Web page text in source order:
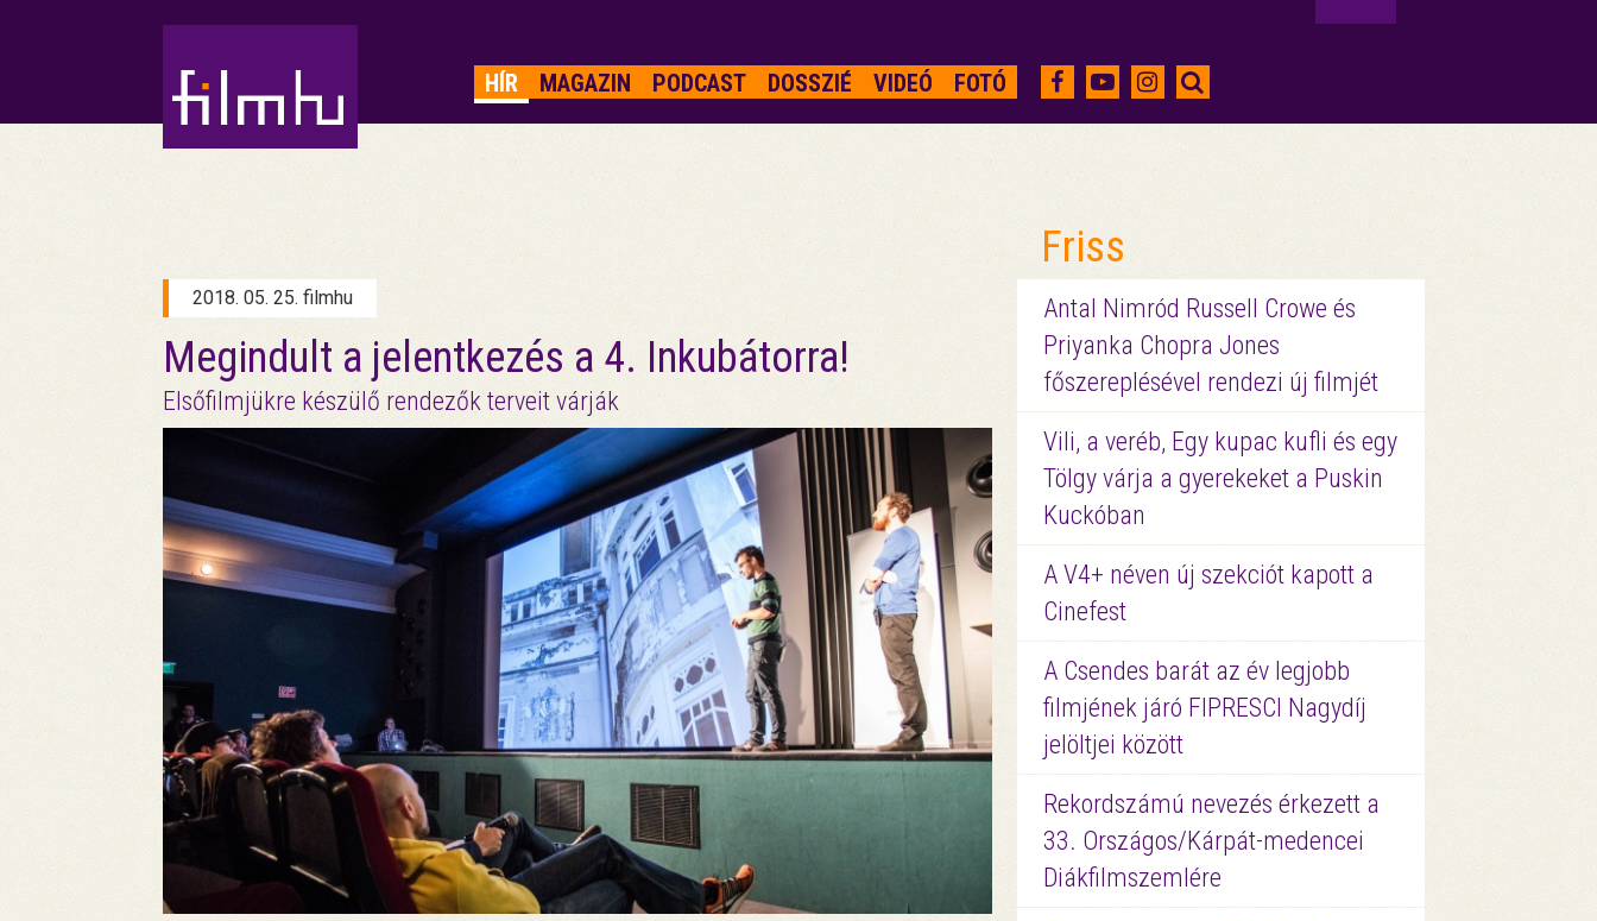
HÍR MAGAZIN PODCAST DOSSZIÉ VIDEÓ FOTÓ
2018. 05. 25. filmhu
Megindult a jelentkezés a 4. Inkubátorra!
Elsőfilmjükre készülő rendezők terveit várják
Friss
Antal Nimród Russell Crowe és
Priyanka Chopra Jones
főszereplésével rendezi új filmjét
Vili, a veréb, Egy kupac kufli és egy
Tölgy várja a gyerekeket a Puskin
Kuckóban
A V4+ néven új szekciót kapott a
Cinefest
A Csendes barát az év legjobb
filmjének járó FIPRESCI Nagydíj
jelöltjei között
Rekordszámú nevezés érkezett a
33. Országos/Kárpát-medencei
Diákfilmszemlére